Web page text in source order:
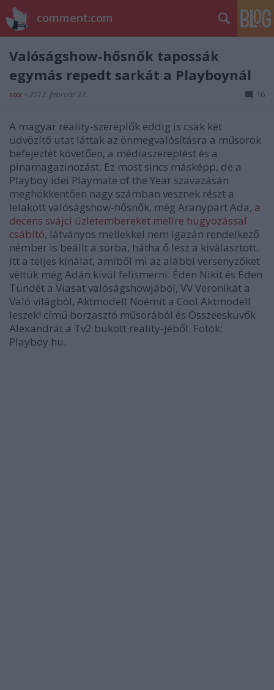
comment:com
Valóságshow-hősnők tapossák
egymás repedt sarkát a Playboynál
sixx • 2012. február 22. 16
A magyar reality-szereplők eddig is csak két
üdvözítő utat láttak az önmegvalósításra a műsorok
befejeztét követően, a médiaszereplést és a
pinamagazinozást. Ez most sincs másképp, de a
Playboy idei Playmate of the Year szavazásán
meghökkentően nagy számban vesznek részt a
lelakott valóságshow-hősnők, még Aranypart Ada, a
decens svájci üzletembereket mellre hugyozással
csábító, látványos mellekkel nem igazán rendelkező
némber is beállt a sorba, hátha ő lesz a kiválasztott.
Itt a teljes kínálat, amiből mi az alábbi versenyzőket
véltük még Adán kívül felismerni: Éden Nikit és Éden
Tündét a Viasat valóságshowjából, VV Veronikát a
Való világból, Aktmodell Noémit a Cool Aktmodell
leszek! című borzasztó műsorából és Összeesküvők
Alexandrát a Tv2 bukott reality-jéből. Fotók:
Playboy.hu.